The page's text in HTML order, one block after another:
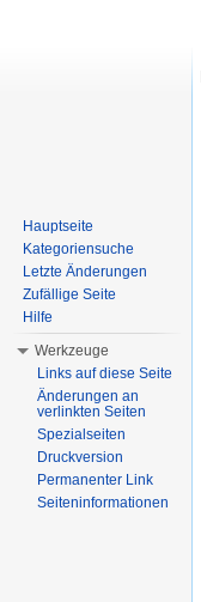
Hauptseite
Kategoriensuche
Letzte Änderungen
Zufällige Seite
Hilfe
Werkzeuge
Links auf diese Seite
Änderungen an
verlinkten Seiten
Spezialseiten
Druckversion
Permanenter Link
Seiteninformationen